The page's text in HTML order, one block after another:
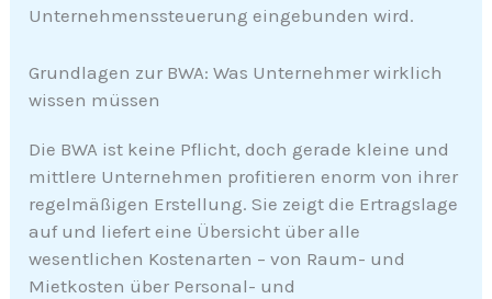
Unternehmenssteuerung eingebunden wird.
Grundlagen zur BWA: Was Unternehmer wirklich
wissen müssen
Die BWA ist keine Pflicht, doch gerade kleine und
mittlere Unternehmen profitieren enorm von ihrer
regelmäßigen Erstellung. Sie zeigt die Ertragslage
auf und liefert eine Übersicht über alle
wesentlichen Kostenarten – von Raum- und
Mietkosten über Personal- und